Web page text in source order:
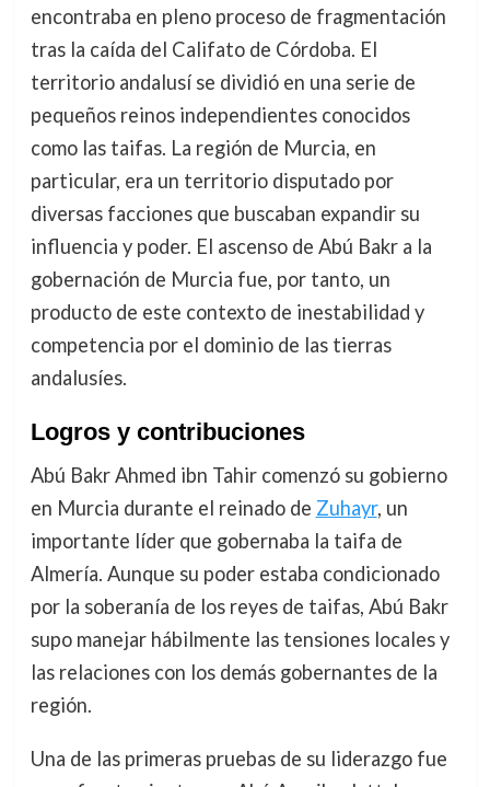
encontraba en pleno proceso de fragmentación
tras la caída del Califato de Córdoba. El
territorio andalusí se dividió en una serie de
pequeños reinos independientes conocidos
como las taifas. La región de Murcia, en
particular, era un territorio disputado por
diversas facciones que buscaban expandir su
influencia y poder. El ascenso de Abú Bakr a la
gobernación de Murcia fue, por tanto, un
producto de este contexto de inestabilidad y
competencia por el dominio de las tierras
andalusíes.
Logros y contribuciones
Abú Bakr Ahmed ibn Tahir comenzó su gobierno
en Murcia durante el reinado de Zuhayr, un
importante líder que gobernaba la taifa de
Almería. Aunque su poder estaba condicionado
por la soberanía de los reyes de taifas, Abú Bakr
supo manejar hábilmente las tensiones locales y
las relaciones con los demás gobernantes de la
región.
Una de las primeras pruebas de su liderazgo fue